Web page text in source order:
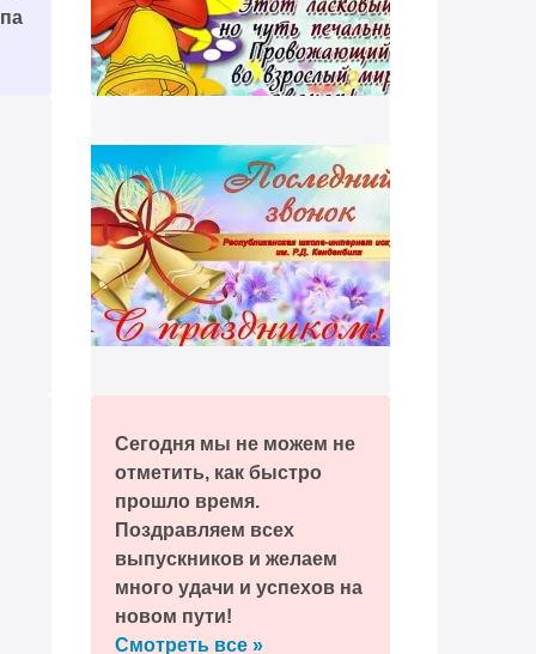
Сегодня мы не можем не
отметить, как быстро
прошло время.
Поздравляем всех
выпускников и желаем
много удачи и успехов на
новом пути!
Смотреть все »